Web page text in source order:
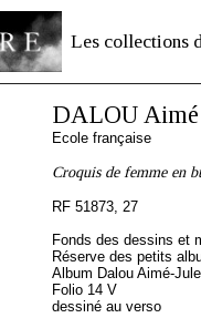
Les collections
DALOU Aimé
Ecole française
Croquis de femme en
RF 51873, 27
Fonds des dessins et
Réserve des petits
Album Dalou Aimé-
Folio 14 V
dessiné au verso